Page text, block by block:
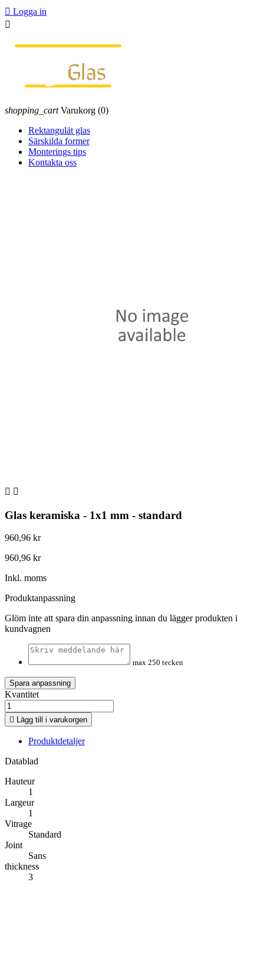
 Logga in

shopping_cart Varukorg (0)
Rektangulät glas
Särskilda former
Monterings tips
Kontakta oss
 
Glas keramiska - 1x1 mm - standard
960,96 kr
960,96 kr
Inkl. moms
Produktanpassning
Glöm inte att spara din anpassning innan du lägger produkten i
kundvagnen
max 250 tecken
Spara anpassning
Kvantitet
 Lägg till i varukorgen
Produktdetaljer
Datablad
Hauteur
1
Largeur
1
Vitrage
Standard
Joint
Sans
thickness
3